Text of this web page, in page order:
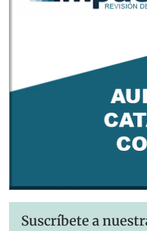
Suscríbete a